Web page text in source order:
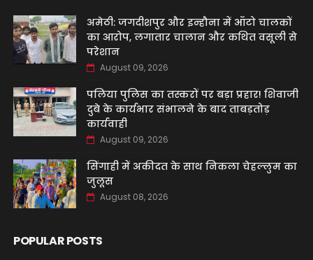
अमेठी: जगदीशपुर और इन्हौना में ऑटो चालकों
का आरोप, लगातार चालान और कथित वसूली से
परेशान
August 09, 2026
पलिया पुलिस का तस्करों पर बड़ा प्रहार! शिवाजी
दुबे के कार्यभार संभालने के बाद ताबड़तोड़
कार्यवाही
August 09, 2026
सिंगाही में अकीदत के साथ निकला चेहल्लुम का
जुलूस
August 08, 2026
POPULAR POSTS